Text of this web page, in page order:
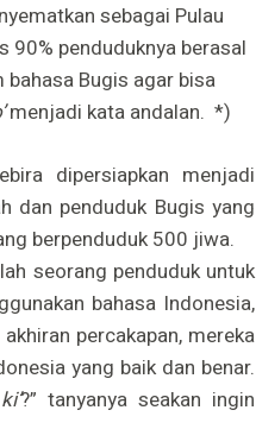
sebagai Pulau
90% penduduknya berasal
bahasa Bugis agar bisa
menjadi kata andalan. *)
dipersiapkan menjadi
dan penduduk Bugis yang
berpenduduk 500 jiwa.
seorang penduduk untuk
bahasa Indonesia,
percakapan, mereka
yang baik dan benar.
ki’?” tanyanya seakan ingin